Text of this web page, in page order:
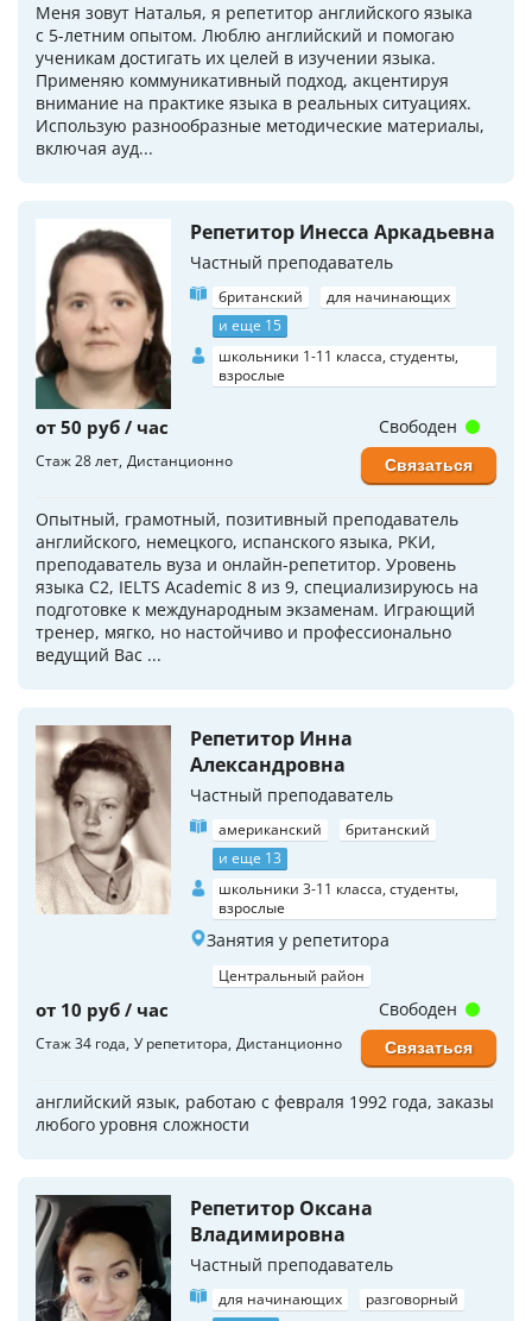
Меня зовут Наталья, я репетитор английского языка
с 5-летним опытом. Люблю английский и помогаю
ученикам достигать их целей в изучении языка.
Применяю коммуникативный подход, акцентируя
внимание на практике языка в реальных ситуациях.
Использую разнообразные методические материалы,
включая ауд...
Репетитор Инесса Аркадьевна
Частный преподаватель
британский
для начинающих
и еще 15
школьники 1-11 класса, студенты,
взрослые
от 50 руб / час
Стаж 28 лет Дистанционно
Опытный, грамотный, позитивный преподаватель
английского, немецкого, испанского языка, РКИ,
преподаватель вуза и онлайн-репетитор. Уровень
языка C2, IELTS Academic 8 из 9, специализируюсь на
подготовке к международным экзаменам. Играющий
тренер, мягко, но настойчиво и профессионально
ведущий Вас ...
Свободен
Связаться
Репетитор Инна
Александровна
Частный преподаватель
американский
британский
и еще 13
школьники 3-11 класса, студенты,
взрослые
Занятия у репетитора
Центральный район
от 10 руб / час
Стаж 34 года У репетитора Дистанционно
английский язык, работаю с февраля 1992 года, заказы
любого уровня сложности
Свободен
Связаться
Репетитор Оксана
Владимировна
Частный преподаватель
для начинающих
разговорный